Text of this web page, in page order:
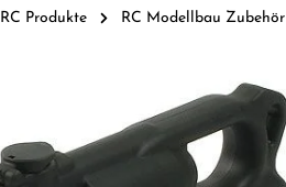
RC Produkte RC Modellbau Zubehör